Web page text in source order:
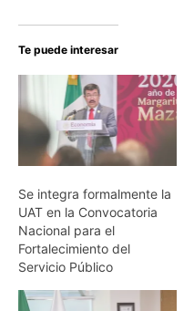
Te puede interesar
Se integra formalmente la
UAT en la Convocatoria
Nacional para el
Fortalecimiento del
Servicio Público